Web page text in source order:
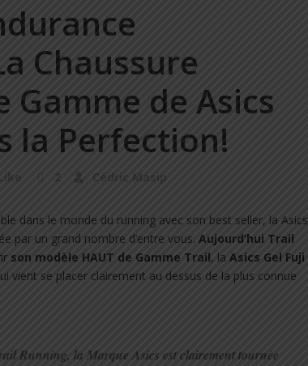
Chaussure
de Asics
la Perfection!
2 Cédric Masip
dans le monde du running avec son best seller, la Asics
par un grand nombre d’entre vous. Aujourd’hui Trail
son modèle HAUT de Gamme Trail, la Asics Gel Fuji
vient se placer clairement au dessus de la plus connue
Running, la Marque Asics est clairement tournée